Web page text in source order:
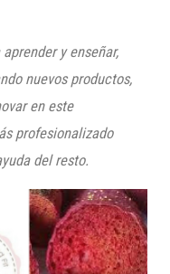
y enseñar,
nuevos productos,
en este
profesionalizado
del resto.